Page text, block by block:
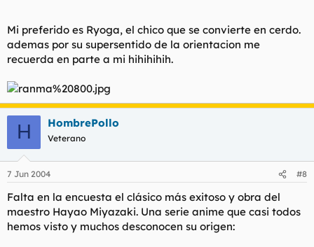
Mi preferido es Ryoga, el chico que se convierte en cerdo.
ademas por su supersentido de la orientacion me
recuerda en parte a mi hihihihih.
H HombrePollo
Veterano
7 Jun 2004 #8
Falta en la encuesta el clásico más exitoso y obra del
maestro Hayao Miyazaki. Una serie anime que casi todos
hemos visto y muchos desconocen su origen: